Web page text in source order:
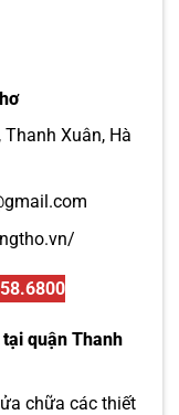
Xuân, Hà
quận Thanh
chữa các thiết